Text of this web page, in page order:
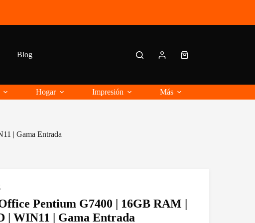
Blog
Carro
Hogar Impresión Más
| Gama Entrada
Pentium G7400 | 16GB RAM |
| WIN11 | Gama Entrada